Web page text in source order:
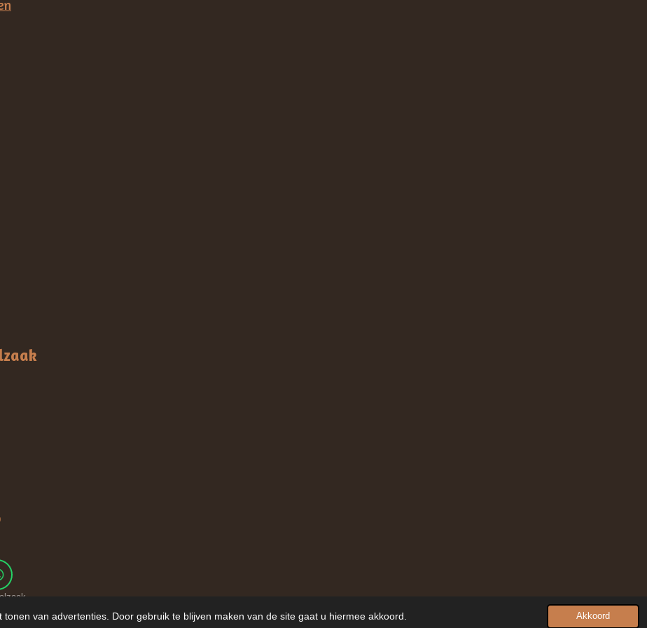
van advertenties. Door gebruik te blijven maken van de site gaat u hiermee akkoord. Akkoord
a